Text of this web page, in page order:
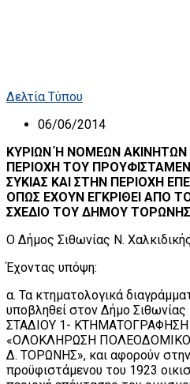
Δελτία Τύπου
06/06/2014
ΚΥΡΙΩΝ Ή ΝΟΜΕΩΝ ΑΚΙΝΗΤΩΝ
ΠΕΡΙΟΧΗ ΤΟΥ
ΣΥΚΙΑΣ ΚΑΙ ΣΤΗΝ ΠΕΡΙΟΧΗ
ΟΠΩΣ ΕΧΟΥΝ ΕΓΚΡΙΘΕΙ ΑΠΟ
ΣΧΕΔΙΟ ΤΟΥ ΔΗΜΟΥ
Ο Δήμος Σιθωνίας Ν.
Έχοντας υπόψη:
α. Τα κτηματολογικά
υποβληθεί στον Δήμο
ΣΤΑΔΙΟΥ 1-
«ΟΛΟΚΛΗΡΩΣΗ
Δ. ΤΟΡΩΝΗΣ», και αφορούν
προϋφιστάμενου του 1923